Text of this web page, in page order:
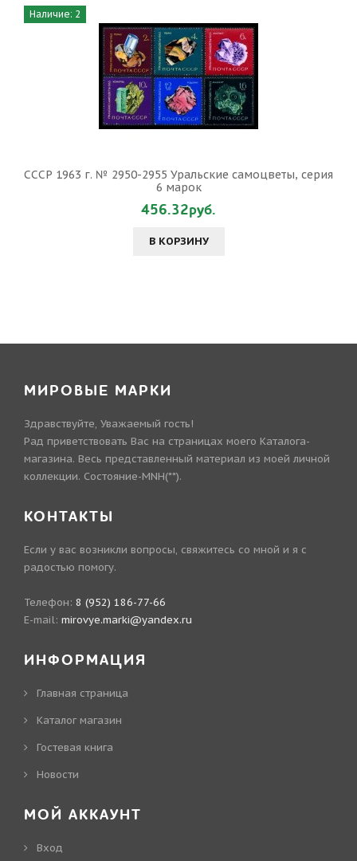
Наличие: 2
СССР 1963 г. № 2950-2955 Уральские самоцветы, серия
6 марок
456.32руб.
В КОРЗИНУ
МИРОВЫЕ МАРКИ
Здравствуйте, Уважаемый гость!
Рад приветствовать Вас на страницах моего Каталога-
магазина. Весь представленный материал из моей личной
коллекции. Состояние-MNH(**).
КОНТАКТЫ
Если у вас возникли вопросы, свяжитесь со мной и я с
радостью помогу.
Телефон: 8 (952) 186-77-66
E-mail: mirovye.marki@yandex.ru
ИНФОРМАЦИЯ
Главная страница
Каталог магазин
Гостевая книга
Новости
МОЙ АККАУНТ
Вход